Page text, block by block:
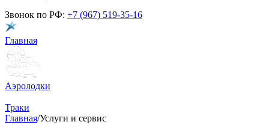
Звонок по РФ: +7 (967) 519-35-16
Главная
Аэролодки
Траки
Главная/Услуги и сервис